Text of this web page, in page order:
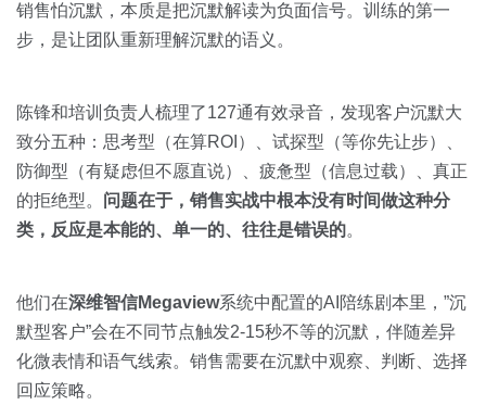
销售怕沉默，本质是把沉默解读为负面信号。训练的第一
步，是让团队重新理解沉默的语义。
陈锋和培训负责人梳理了127通有效录音，发现客户沉默大
致分五种：思考型（在算ROI）、试探型（等你先让步）、
防御型（有疑虑但不愿直说）、疲惫型（信息过载）、真正
的拒绝型。 问题在于，销售实战中根本没有时间做这种分
类，反应是本能的、单一的、往往是错误的。
他们在深维智信Megaview系统中配置的AI陪练剧本里，”沉
默型客户”会在不同节点触发2-15秒不等的沉默，伴随差异
化微表情和语气线索。销售需要在沉默中观察、判断、选择
回应策略。